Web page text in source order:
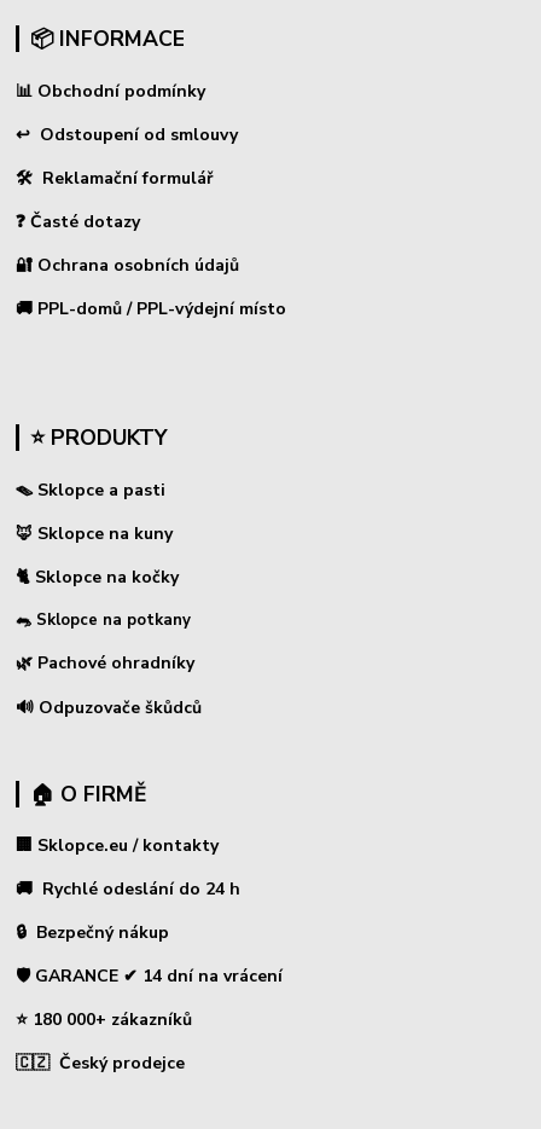
📦 INFORMACE
📊 Obchodní podmínky
↩ Odstoupení od smlouvy
🛠 Reklamační formulář
❓ Časté dotazy
🔐 Ochrana osobních údajů
🚚 PPL-domů / PPL-výdejní místo
⭐ PRODUKTY
🪤 Sklopce a pasti
🦊 Sklopce na kuny
🐈 Sklopce na kočky
🐀 Sklopce na potkany
🌿 Pachové ohradníky
🔊 Odpuzovače škůdců
🏠 O FIRMĚ
🏢 Sklopce.eu / kontakty
🚚 Rychlé odeslání do 24 h
🔒 Bezpečný nákup
🛡️ GARANCE ✔ 14 dní na vrácení
⭐ 180 000+ zákazníků
🇨🇿 Český prodejce